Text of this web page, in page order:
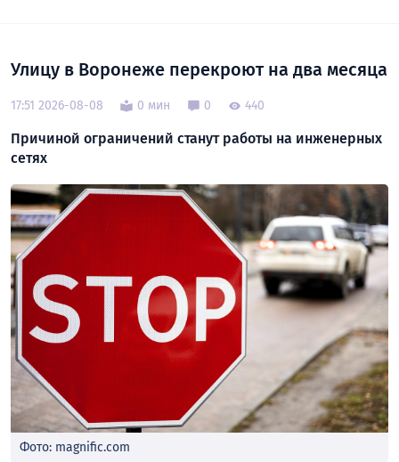
Улицу в Воронеже перекроют на два месяца
17:51 2026-08-08 0 мин 0 440
Причиной ограничений станут работы на инженерных
сетях
Фото: magnific.com